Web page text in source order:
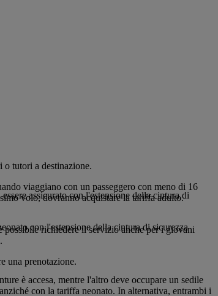
tutori a destinazione.
viaggiano con un passeggero con meno di 16
volo, dovranno acquistare la tariffa adulto.
richiedere il servizio anche per i giovani
una prenotazione.
assicurato con l'estensione della cintura di
con l'estensione della cintura di sicurezza
è accesa, mentre l'altro deve occupare un sedile
con la tariffa neonato. In alternativa, entrambi i